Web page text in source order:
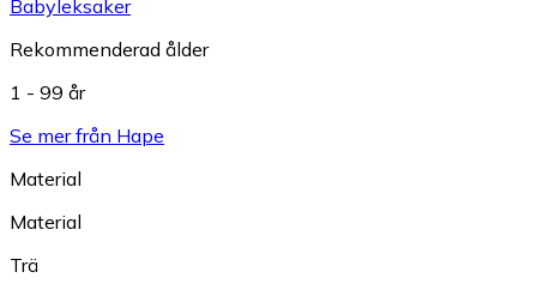
Babyleksaker
Rekommenderad ålder
1 - 99 år
Se mer från Hape
Material
Material
Trä